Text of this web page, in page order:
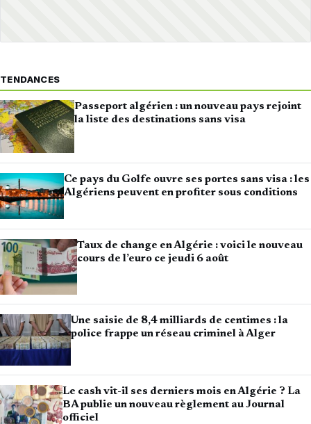
TENDANCES
Passeport algérien : un nouveau pays rejoint
la liste des destinations sans visa
Ce pays du Golfe ouvre ses portes sans visa : les
Algériens peuvent en profiter sous conditions
Taux de change en Algérie : voici le nouveau
cours de l’euro ce jeudi 6 août
Une saisie de 8,4 milliards de centimes : la
police frappe un réseau criminel à Alger
Le cash vit-il ses derniers mois en Algérie ? La
BA publie un nouveau règlement au Journal
officiel